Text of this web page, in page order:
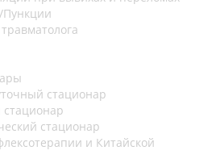
стационар
стационар
и Китайской